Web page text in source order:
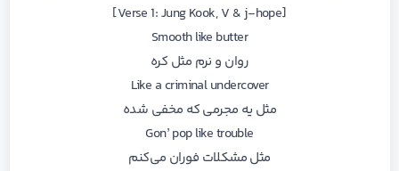
[Verse 1: Jung Kook, V & j-hope]
Smooth like butter
روان و نرم مثل کره
Like a criminal undercover
مثل یه مجرمی که مخفی شده
Gon’ pop like trouble
مثل مشکلات فوران می‌کنم